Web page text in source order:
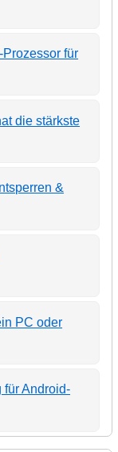
Prozessor für
die stärkste
&
PC oder
für Android-